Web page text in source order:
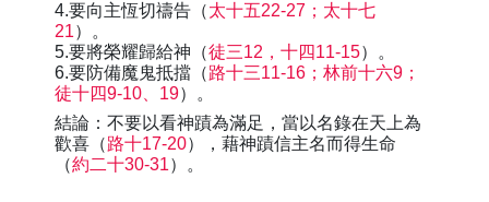
4.要向主恆切禱告（太十五22-27；太十七
21）。
5.要將榮耀歸給神（徒三12，十四11-15）。
6.要防備魔鬼抵擋（路十三11-16；林前十六9；
徒十四9-10、19）。
結論：不要以看神蹟為滿足，當以名錄在天上為
歡喜（路十17-20），藉神蹟信主名而得生命
（約二十30-31）。